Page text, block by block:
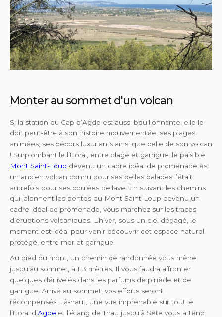
Monter au sommet d'un volcan
Si la station du Cap d’Agde est aussi bouillonnante, elle le
doit peut-être à son histoire mouvementée, ses plages
animées, ses décors luxuriants ainsi que celle de son volcan
! Surplombant le littoral, entre plage et garrigue, le paisible
Mont Saint-Loup devenu un cadre idéal de promenade est
un ancien volcan connu pour ses belles balades l’était
autrefois pour ses coulées de lave. En suivant les chemins
qui jalonnent les pentes du Mont Saint-Loup devenu un
cadre idéal de promenade, vous marchez sur les traces
d’éruptions volcaniques. L’hiver, sous un ciel dégagé, le
moment est idéal pour venir découvrir cet espace naturel
protégé, entre mer et garrigue.
Au pied du mont, un chemin de randonnée vous mène
jusqu’au sommet, à 113 mètres. Il vous faudra affronter
quelques dénivelés dans les parfums de pinède et de
garrigue. Arrivé au sommet, vos efforts seront
récompensés. Là-haut, une vue imprenable sur tout le
littoral d’Agde et l’étang de Thau jusqu’à Sète vous attend.